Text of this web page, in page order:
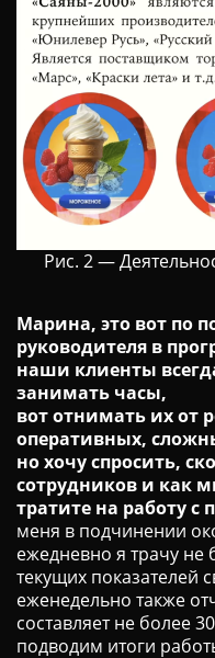
Рис. 2 —
Марина, это вот по
руководителя в
наши клиенты
занимать часы,
вот отнимать их от
оперативных,
но хочу спросить,
сотрудников и как
тратите на работу с
меня в подчинении
ежедневно я трачу не
текущих показателей
еженедельно также
составляет не более
подводим итоги